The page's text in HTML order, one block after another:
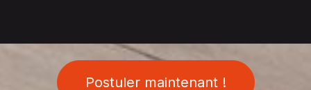
Postuler maintenant !